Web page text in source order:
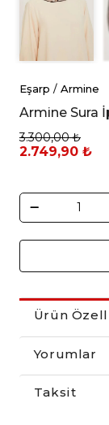
Eşarp / Armine
Armine Sura
3.300,00 ₺
2.749,90 ₺
Ürün
Yorumlar
Taksit